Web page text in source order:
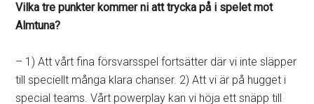
Vilka tre punkter kommer ni att trycka på i spelet mot
Almtuna?
– 1) Att vårt fina försvarsspel fortsätter där vi inte släpper
till speciellt många klara chanser. 2) Att vi är på hugget i
special teams. Vårt powerplay kan vi höja ett snäpp till